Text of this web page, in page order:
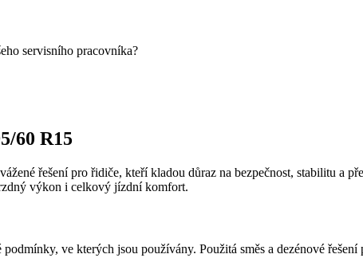
servisního pracovníka?
60 R15
řešení pro řidiče, kteří kladou důraz na bezpečnost, stabilitu a
výkon i celkový jízdní komfort.
ve kterých jsou používány. Použitá směs a dezénové